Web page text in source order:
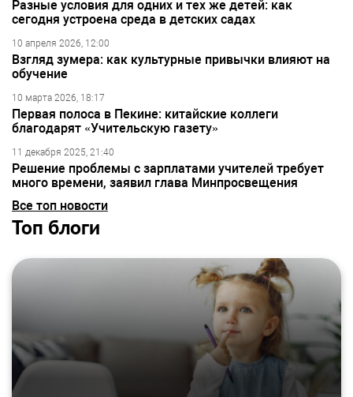
Разные условия для одних и тех же детей: как
сегодня устроена среда в детских садах
10 апреля 2026, 12:00
Взгляд зумера: как культурные привычки влияют на
обучение
10 марта 2026, 18:17
Первая полоса в Пекине: китайские коллеги
благодарят «Учительскую газету»
11 декабря 2025, 21:40
Решение проблемы с зарплатами учителей требует
много времени, заявил глава Минпросвещения
Все топ новости
Топ блоги